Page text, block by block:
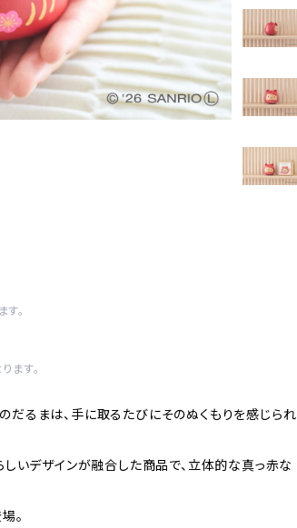
。
ます。
るまは、手に取るたびにそのぬくもりを感じられ
しいデザインが融合した商品で、立体的な真っ赤な
。